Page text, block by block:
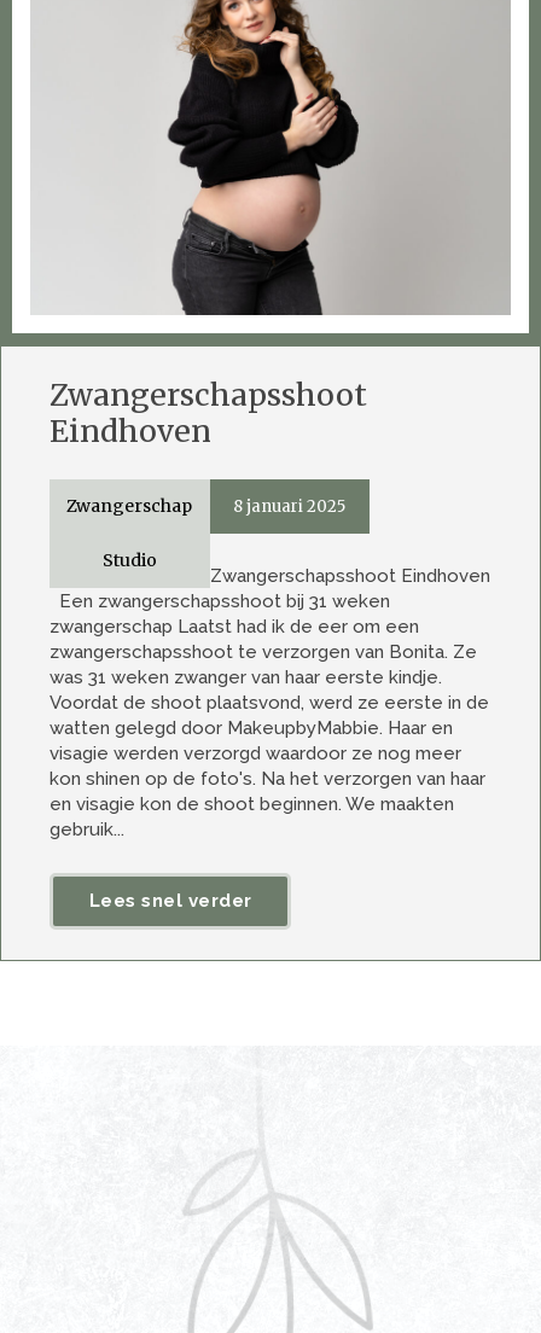
Zwangerschapsshoot
Eindhoven
8 januari 2025
Zwangerschap
Studio
Zwangerschapsshoot Eindhoven
Een zwangerschapsshoot bij 31 weken
zwangerschap Laatst had ik de eer om een
zwangerschapsshoot te verzorgen van Bonita. Ze
was 31 weken zwanger van haar eerste kindje.
Voordat de shoot plaatsvond, werd ze eerste in de
watten gelegd door MakeupbyMabbie. Haar en
visagie werden verzorgd waardoor ze nog meer
kon shinen op de foto's. Na het verzorgen van haar
en visagie kon de shoot beginnen. We maakten
gebruik...
Lees snel verder